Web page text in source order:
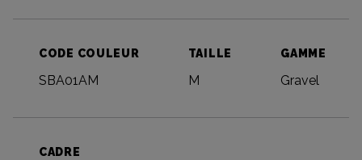
CODE COULEUR
SBA01AM
TAILLE
M
GAMME
Gravel
CADRE